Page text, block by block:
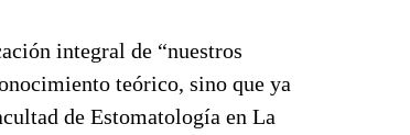
integral de “nuestros
teórico, sino que ya
de Estomatología en La